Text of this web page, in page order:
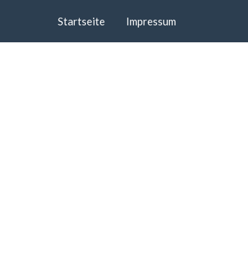
Startseite Impressum